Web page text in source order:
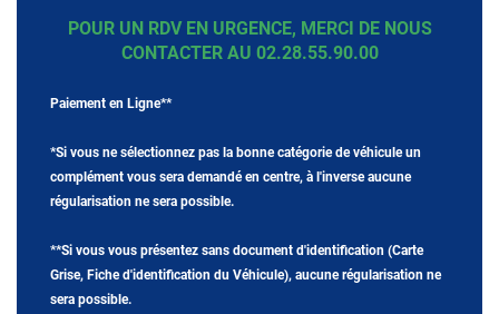
POUR UN RDV EN URGENCE, MERCI DE NOUS
CONTACTER AU 02.28.55.90.00
Paiement en Ligne**
*Si vous ne sélectionnez pas la bonne catégorie de véhicule un
complément vous sera demandé en centre, à l'inverse aucune
régularisation ne sera possible.
**Si vous vous présentez sans document d'identification (Carte
Grise, Fiche d'identification du Véhicule), aucune régularisation ne
sera possible.